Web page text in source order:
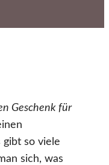
Geschenk für
gibt so viele
sich, was